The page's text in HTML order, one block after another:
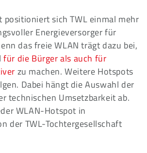
positioniert sich TWL einmal mehr
Energieversorger für
das freie WLAN trägt dazu bei,
für die Bürger als auch für
zu machen. Weitere Hotspots
Dabei hängt die Auswahl der
technischen Umsetzbarkeit ab.
WLAN-Hotspot in
der TWL-Tochtergesellschaft